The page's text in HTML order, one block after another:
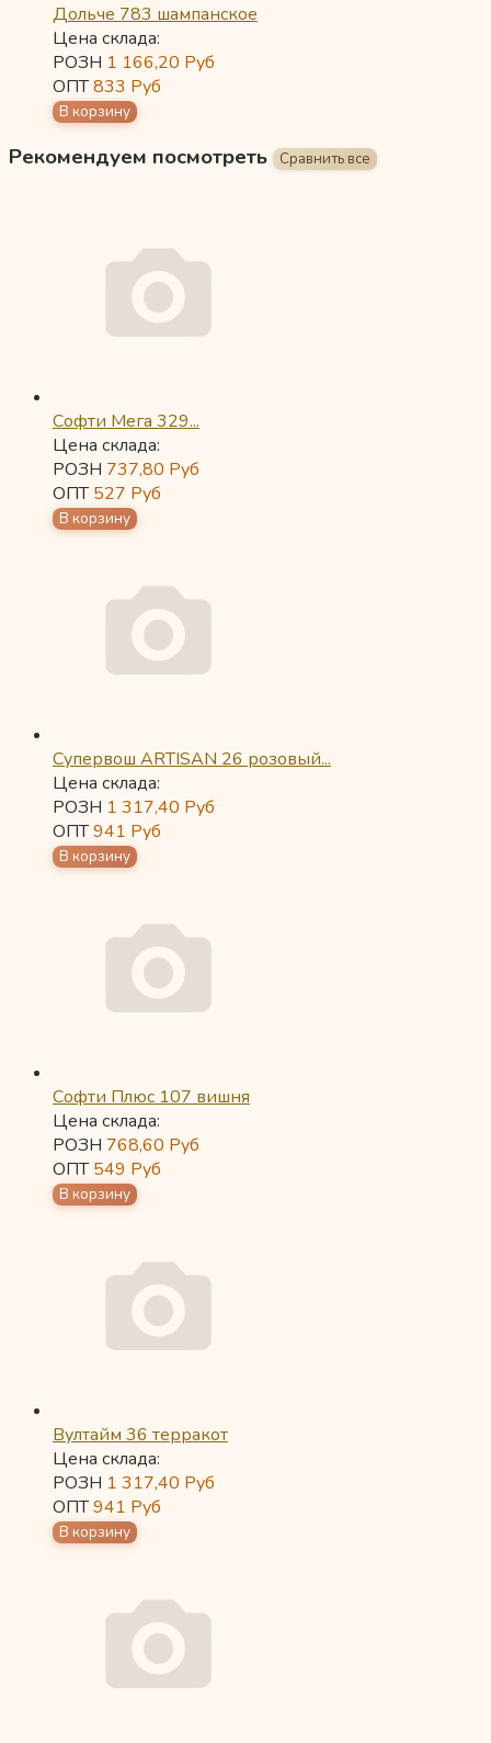
Дольче 783 шампанское
Цена склада:
РОЗН 1 166,20 Руб
ОПТ833 Руб
Рекомендуем посмотреть
Софти Мега 329...
Цена склада:
РОЗН 737,80 Руб
ОПТ527 Руб
Супервош ARTISAN 26 розовый...
Цена склада:
РОЗН 1 317,40 Руб
ОПТ941 Руб
Софти Плюс 107 вишня
Цена склада:
РОЗН 768,60 Руб
ОПТ549 Руб
Вултайм 36 терракот
Цена склада:
РОЗН 1 317,40 Руб
ОПТ941 Руб